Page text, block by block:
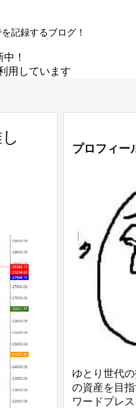
記録するブログ！
！
用しています
プロフィー
ゆとり世代
の資産を目
ワードプレ